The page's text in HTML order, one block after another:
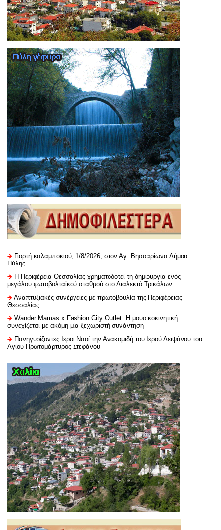
Γιορτή καλαμποκιού, 1/8/2026, στον Αγ. Βησσαρίωνα Δήμου
Πύλης
H Περιφέρεια Θεσσαλίας χρηματοδοτεί τη δημιουργία ενός
μεγάλου φωτοβολταϊκού σταθμού στο Διαλεκτό Τρικάλων
Αναπτυξιακές συνέργειες με πρωτοβουλία της Περιφέρειας
Θεσσαλίας
Wander Mamas x Fashion City Outlet: Η μουσικοκινητική
συνεχίζεται με ακόμη μία ξεχωριστή συνάντηση
Πανηγυρίζοντες Ιεροί Ναοί την Ανακομιδή του Ιερού Λειψάνου του
Αγίου Πρωτομάρτυρος Στεφάνου